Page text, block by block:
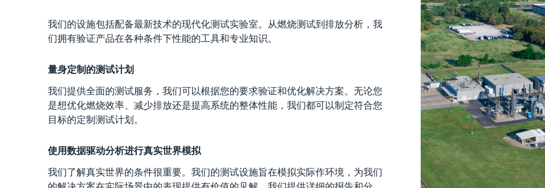
我们的设施包括配备最新技术的现代化测试实验室。从燃烧测试到排放分析，我
们拥有验证产品在各种条件下性能的工具和专业知识。
量身定制的测试计划
我们提供全面的测试服务，我们可以根据您的要求验证和优化解决方案。无论您
是想优化燃烧效率、减少排放还是提高系统的整体性能，我们都可以制定符合您
目标的定制测试计划。
使用数据驱动分析进行真实世界模拟
我们了解真实世界的条件很重要。我们的测试设施旨在模拟实际作环境，为我们